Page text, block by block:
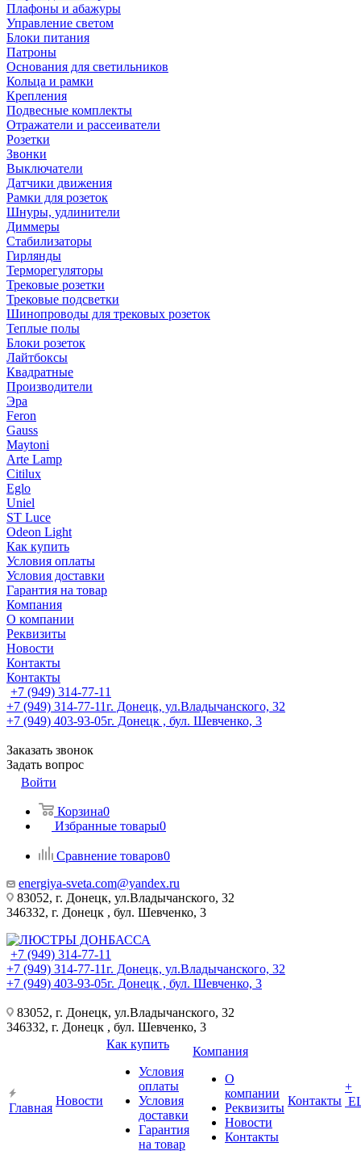
Плафоны и абажуры
Управление светом
Блоки питания
Патроны
Основания для светильников
Кольца и рамки
Крепления
Подвесные комплекты
Отражатели и рассеиватели
Розетки
Звонки
Выключатели
Датчики движения
Рамки для розеток
Шнуры, удлинители
Диммеры
Стабилизаторы
Гирлянды
Терморегуляторы
Трековые розетки
Трековые подсветки
Шинопроводы для трековых розеток
Теплые полы
Блоки розеток
Лайтбоксы
Квадратные
Производители
Эра
Feron
Gauss
Maytoni
Arte Lamp
Citilux
Eglo
Uniel
ST Luce
Odeon Light
Как купить
Условия оплаты
Условия доставки
Гарантия на товар
Компания
О компании
Реквизиты
Новости
Контакты
Контакты
+7 (949) 314-77-11
+7 (949) 314-77-11г. Донецк, ул.Владычанского, 32
+7 (949) 403-93-05г. Донецк , бул. Шевченко, 3
Заказать звонок
Задать вопрос
Войти
Корзина0
Избранные товары0
Сравнение товаров0
energiya-sveta.com@yandex.ru
83052, г. Донецк, ул.Владычанского, 32
346332, г. Донецк , бул. Шевченко, 3
+7 (949) 314-77-11
+7 (949) 314-77-11г. Донецк, ул.Владычанского, 32
+7 (949) 403-93-05г. Донецк , бул. Шевченко, 3
83052, г. Донецк, ул.Владычанского, 32
346332, г. Донецк , бул. Шевченко, 3
Главная
Новости
Как купить
Условия
оплаты
Условия
доставки
Гарантия
на товар
Компания
О
компании
Реквизиты
Новости
Контакты
Контакты
+